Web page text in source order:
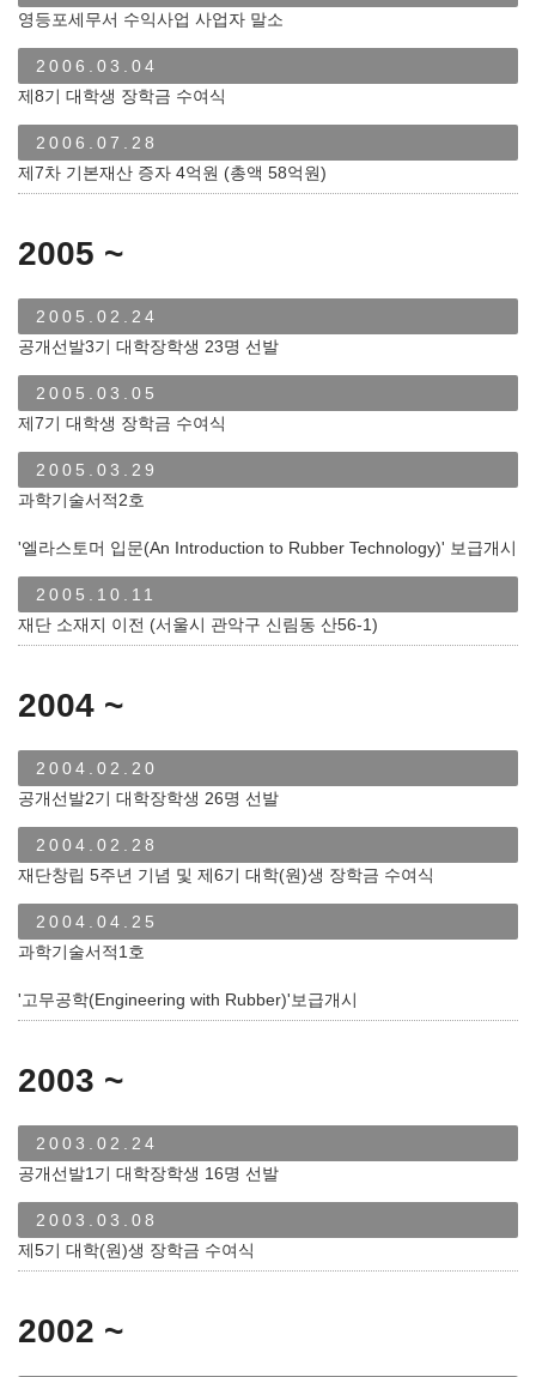
영등포세무서 수익사업 사업자 말소
2006.03.04
제8기 대학생 장학금 수여식
2006.07.28
제7차 기본재산 증자 4억원 (총액 58억원)
2005 ~
2005.02.24
공개선발3기 대학장학생 23명 선발
2005.03.05
제7기 대학생 장학금 수여식
2005.03.29
과학기술서적2호
'엘라스토머 입문(An Introduction to Rubber Technology)' 보급개시
2005.10.11
재단 소재지 이전 (서울시 관악구 신림동 산56-1)
2004 ~
2004.02.20
공개선발2기 대학장학생 26명 선발
2004.02.28
재단창립 5주년 기념 및 제6기 대학(원)생 장학금 수여식
2004.04.25
과학기술서적1호
'고무공학(Engineering with Rubber)'보급개시
2003 ~
2003.02.24
공개선발1기 대학장학생 16명 선발
2003.03.08
제5기 대학(원)생 장학금 수여식
2002 ~